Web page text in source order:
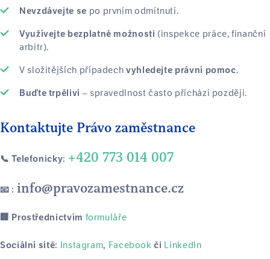
Nevzdávejte se po prvním odmítnutí.
Využívejte bezplatné možnosti (inspekce práce, finanční
arbitr).
V složitějších případech vyhledejte právní pomoc.
Buďte trpěliví – spravedlnost často přichází později.
Kontaktujte Právo zaměstnance
📞 Telefonicky: +420 773 014 007
📧 : info@pravozamestnance.cz
🏢 Prostřednictvím formuláře
Sociální sítě: Instagram, Facebook či LinkedIn